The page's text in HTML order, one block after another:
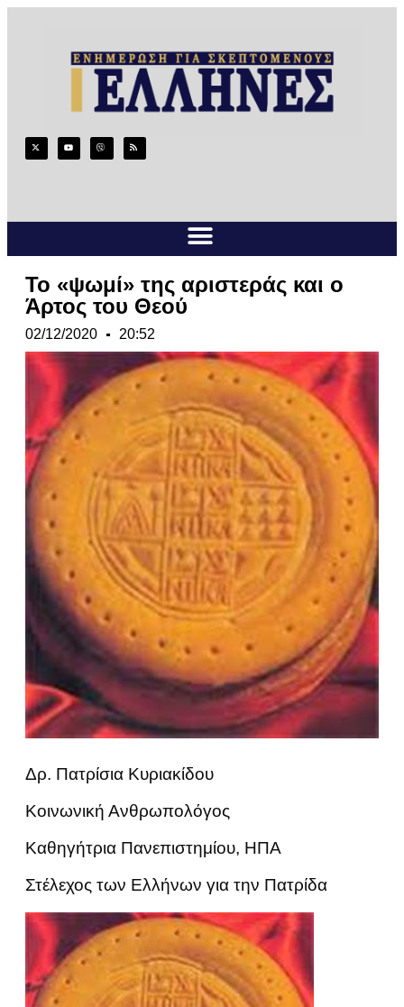
Το «ψωμί» της αριστεράς και ο
Άρτος του Θεού
02/12/2020 20:52
Δρ. Πατρίσια Κυριακίδου
Κοινωνική Ανθρωπολόγος
Καθηγήτρια Πανεπιστημίου, ΗΠΑ
Στέλεχος των Ελλήνων για την Πατρίδα